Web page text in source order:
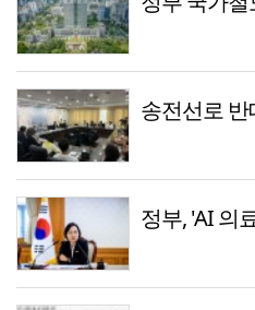
송전선로
정부, 'AI 의